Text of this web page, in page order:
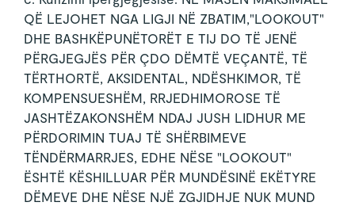
QË LEJOHET NGA LIGJI NË ZBATIM,"LOOKOUT"
DHE BASHKËPUNËTORËT E TIJ DO TË JENË
PËRGJEGJËS PËR ÇDO DËMTË VEÇANTË, TË
TËRTHORTË, AKSIDENTAL, NDËSHKIMOR, TË
KOMPENSUESHËM, RRJEDHIMOROSE TË
JASHTËZAKONSHËM NDAJ JUSH LIDHUR ME
PËRDORIMIN TUAJ TË SHËRBIMEVE
TËNDËRMARRJES, EDHE NËSE "LOOKOUT"
ËSHTË KËSHILLUAR PËR MUNDËSINË EKËTYRE
DËMEVE DHE NËSE NJË ZGJIDHJE NUK MUND